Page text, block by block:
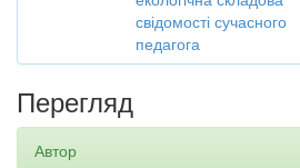
свідомості сучасного
педагога
Перегляд
Автор